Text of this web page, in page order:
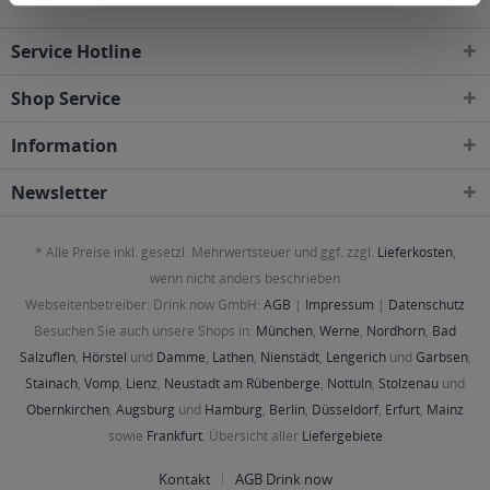
Service Hotline
Shop Service
Information
Newsletter
* Alle Preise inkl. gesetzl. Mehrwertsteuer und ggf. zzgl. Lieferkosten,
wenn nicht anders beschrieben
Webseitenbetreiber: Drink now GmbH: AGB | Impressum | Datenschutz
Besuchen Sie auch unsere Shops in: München, Werne, Nordhorn, Bad
Salzuflen, Hörstel und Damme, Lathen, Nienstädt, Lengerichund Garbsen,
Stainach, Vomp, Lienz, Neustadt am Rübenberge, Nottuln, Stolzenau und
Obernkirchen, Augsburg und Hamburg, Berlin, Düsseldorf, Erfurt, Mainz
sowie Frankfurt. Übersicht aller Liefergebiete
Kontakt AGB Drink now